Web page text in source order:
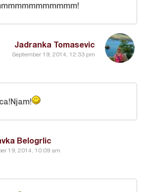
Jadranka Tomasevic
September 19, 2014, 12:33 pm
Belogrlic
19, 2014, 10:09 am